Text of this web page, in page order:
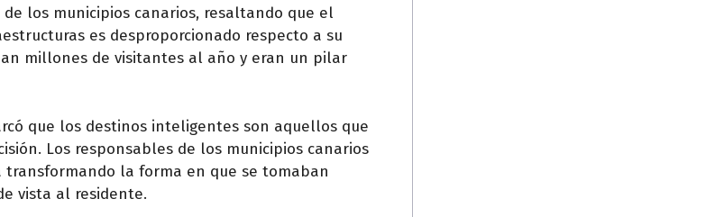
los municipios canarios, resaltando que el
es desproporcionado respecto a su
millones de visitantes al año y eran un pilar
que los destinos inteligentes son aquellos que
Los responsables de los municipios canarios
la forma en que se tomaban
vista al residente.